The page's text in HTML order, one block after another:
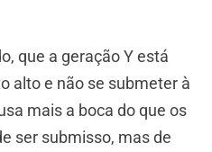
que a geração Y está
alto e não se submeter à
mais a boca do que os
ser submisso, mas de